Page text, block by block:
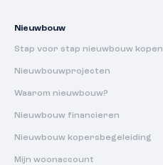
Nieuwbouw
Stap voor stap nieuwbouw kopen
Nieuwbouwprojecten
Waarom nieuwbouw?
Nieuwbouw financieren
Nieuwbouw kopersbegeleiding
Mijn woonaccount